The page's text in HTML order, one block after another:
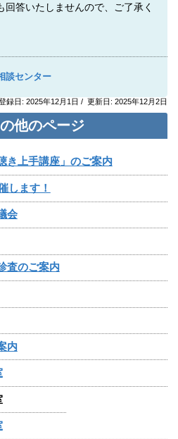
回答いたしませんので、ご了承く
談センター
録日: 2025年12月1日 / 更新日: 2025年12月2日
他のページ
き上手講座」のご案内
します！
会
査のご案内
内